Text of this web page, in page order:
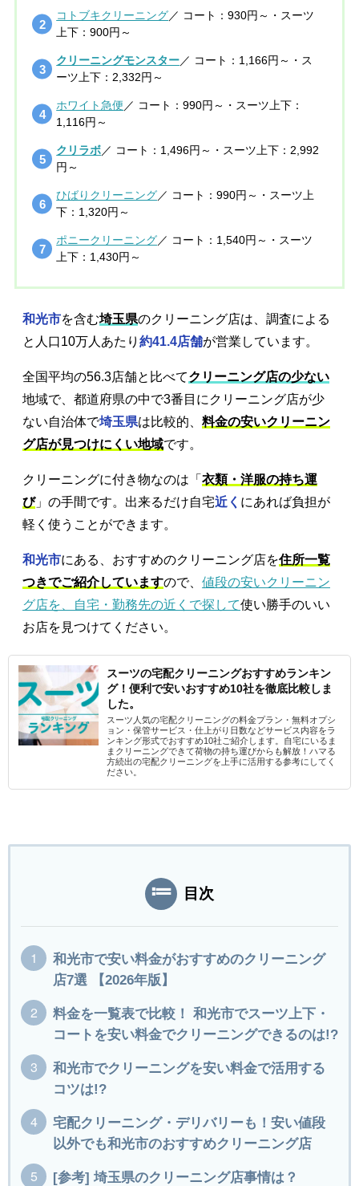
コトブキクリーニング／ コート：930円～・スーツ
上下：900円～
クリーニングモンスター／ コート：1,166円～・ス
ーツ上下：2,332円～
ホワイト急便 ／ コート：990円～・スーツ上下：
1,116円～
クリラボ／ コート：1,496円～・スーツ上下：2,992
円～
ひばりクリーニング／ コート：990円～・スーツ上
下：1,320円～
ポニークリーニング／ コート：1,540円～・スーツ
上下：1,430円～
和光市を含む埼玉県のクリーニング店は、調査による
と人口10万人あたり 約41.4店舗が営業しています。
全国平均の56.3店舗と比べてクリーニング店の少ない
地域で、都道府県の中で3番目にクリーニング店が少
ない自治体で埼玉県は比較的、 料金の安いクリーニン
グ店が見つけにくい地域です。
クリーニングに付き物なのは「 衣類・洋服の持ち運
び」の手間です。出来るだけ自宅近く にあれば負担が
軽く使うことができます。
和光市にある、おすすめのクリーニング店を住所一覧
つきでご紹介していますので、 値段の安いクリーニン
グ店を、自宅・勤務先の近くで探して使い勝手のいい
お店を見つけてください。
スーツの宅配クリーニングおすすめランキン
グ！便利で安いおすすめ10社を徹底比較しま
した。
スーツ人気の宅配クリーニングの料金プラン・無料オプシ
ョン・保管サービス・仕上がり日数などサービス内容をラ
ンキング形式でおすすめ10社ご紹介します。自宅にいるま
まクリーニングできて荷物の持ち運びからも解放！ハマる
方続出の宅配クリーニングを上手に活用する参考にしてく
ださい。
目次
和光市で安い料金がおすすめのクリーニング
店7選 【2026年版】
料金を一覧表で比較！ 和光市でスーツ上下・
コートを安い料金でクリーニングできるのは!?
和光市でクリーニングを安い料金で活用する
コツは!?
宅配クリーニング・デリバリーも！安い値段
以外でも和光市のおすすめクリーニング店
[参考] 埼玉県のクリーニング店事情は？